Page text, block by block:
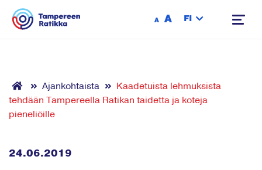
A A FI
Ajankohtaista
Kaadetuista lehmuksista
tehdään Tampereella Ratikan taidetta ja koteja
pieneliöille
24.06.2019